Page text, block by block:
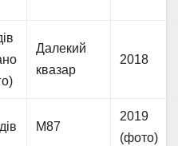
Далекий
квазар
2018
M87
2019
(фото)